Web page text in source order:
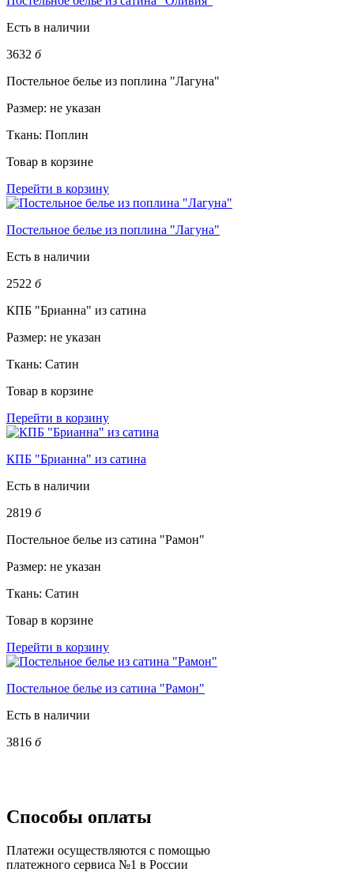
Есть в наличии
3632 б
Постельное белье из поплина "Лагуна"
Размер: не указан
Ткань: Поплин
Товар в корзине
Перейти в корзину
Постельное белье из поплина "Лагуна"
Есть в наличии
2522 б
КПБ "Брианна" из сатина
Размер: не указан
Ткань: Сатин
Товар в корзине
Перейти в корзину
КПБ "Брианна" из сатина
Есть в наличии
2819 б
Постельное белье из сатина "Рамон"
Размер: не указан
Ткань: Сатин
Товар в корзине
Перейти в корзину
Постельное белье из сатина "Рамон"
Есть в наличии
3816 б
Способы оплаты
Платежи осуществляются с помощью
платежного сервиса №1 в России